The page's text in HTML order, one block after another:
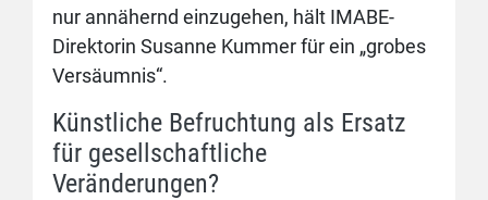
nur annähernd einzugehen, hält IMABE-
Direktorin Susanne Kummer für ein „grobes
Versäumnis“.
Künstliche Befruchtung als Ersatz
für gesellschaftliche
Veränderungen?